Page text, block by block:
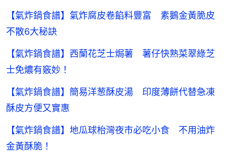
【氣炸鍋食譜】氣炸腐皮卷餡料豐富 素鵝金黃脆皮
不散6大秘訣
【氣炸鍋食譜】西蘭花芝士焗薯 薯仔快熟菜翠綠芝
士免燶有竅妙！
【氣炸鍋食譜】簡易洋葱酥皮湯 印度薄餅代替急凍
酥皮方便又實惠
【氣炸鍋食譜】地瓜球枱灣夜市必吃小食 不用油炸
金黃酥脆！